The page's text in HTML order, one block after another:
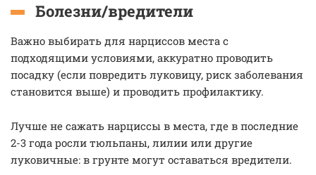
Болезни/вредители
Важно выбирать для нарциссов места с
подходящими условиями, аккуратно проводить
посадку (если повредить луковицу, риск заболевания
становится выше) и проводить профилактику.
Лучше не сажать нарциссы в места, где в последние
2-3 года росли тюльпаны, лилии или другие
луковичные: в грунте могут оставаться вредители.